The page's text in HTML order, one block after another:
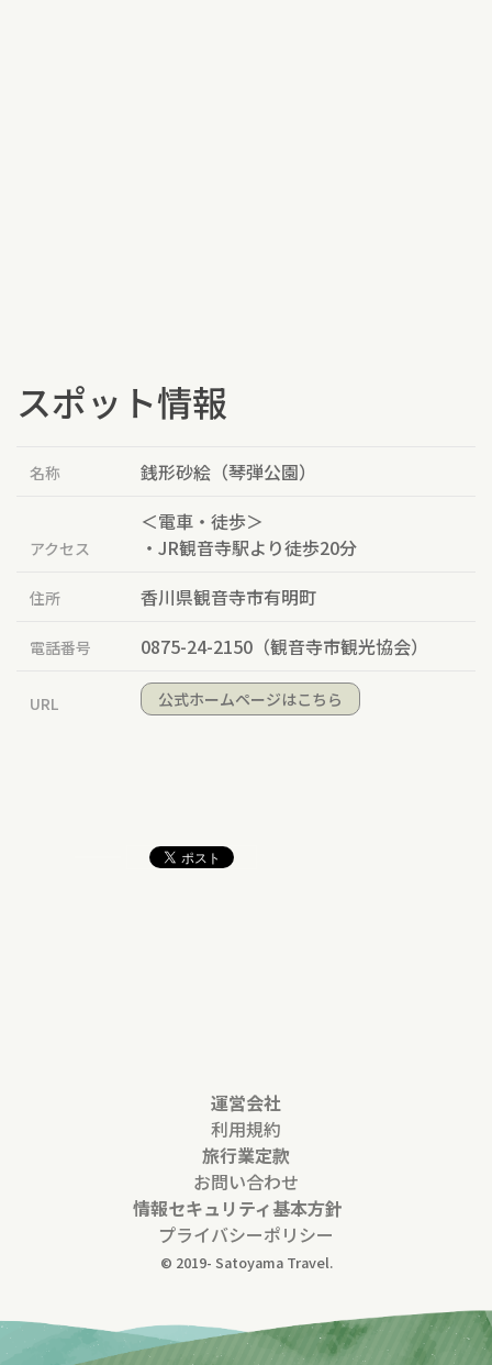
スポット情報
名称 銭形砂絵（琴弾公園）
アクセス
＜電車・徒歩＞
・JR観音寺駅より徒歩20分
住所 香川県観音寺市有明町
電話番号 0875-24-2150（観音寺市観光協会）
URL 公式ホームページはこちら
運営会社
利用規約
旅行業定款
お問い合わせ
情報セキュリティ基本方針
プライバシーポリシー
© 2019- Satoyama Travel.